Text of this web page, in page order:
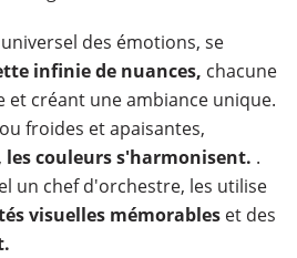
des émotions, se
infinie de nuances, chacune
créant une ambiance unique.
froides et apaisantes,
les couleurs s'harmonisent. .
un chef d'orchestre, les utilise
visuelles mémorables et des